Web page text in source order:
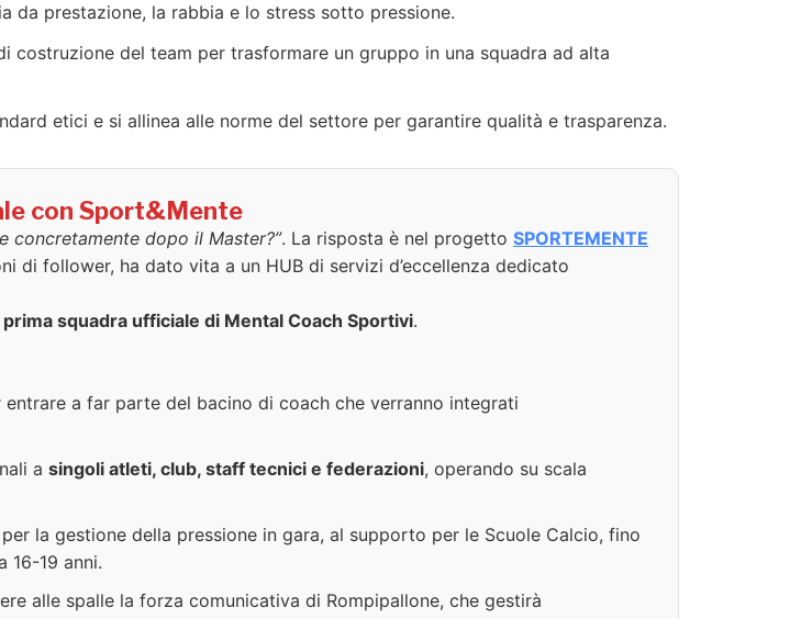
da prestazione, la rabbia e lo stress sotto pressione.
costruzione del team per trasformare un gruppo in una squadra ad alta
etici e si allinea alle norme del settore per garantire qualità e trasparenza.
con Sport&Mente
concretamente dopo il Master?”. La risposta è nel progetto SPORTEMENTE
di follower, ha dato vita a un HUB di servizi d’eccellenza dedicato
prima squadra ufficiale di Mental Coach Sportivi.
entrare a far parte del bacino di coach che verranno integrati
a singoli atleti, club, staff tecnici e federazioni, operando su scala
per la gestione della pressione in gara, al supporto per le Scuole Calcio, fino
16-19 anni.
alle spalle la forza comunicativa di Rompipallone, che gestirà